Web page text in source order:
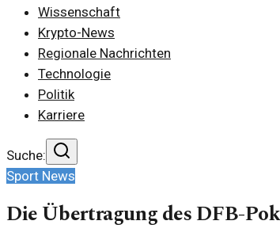
Wissenschaft
Krypto-News
Regionale Nachrichten
Technologie
Politik
Karriere
Suche:
Sport News
Die Übertragung des DFB-